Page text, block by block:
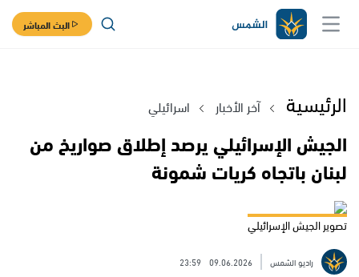
البث المباشر
الرئيسية آخر الأخبار اسرائيلي
الجيش الإسرائيلي يرصد إطلاق صواريخ من
لبنان باتجاه كريات شمونة
تصوير الجيش الإسرائيلي
راديو الشمس 09.06.2026
23:59